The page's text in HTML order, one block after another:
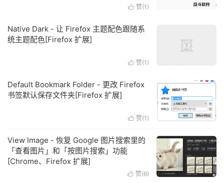
 赞(1 )
Native Dark - 让 Firefox 主题配色跟随系
统主题配色[Firefox 扩展]
 赞(1 )
Default Bookmark Folder - 更改 Firefox
书签默认保存文件夹[Firefox 扩展]
 赞(1 )
View Image - 恢复 Google 图片搜索里的
「查看图片」和「按图片搜索」功能
[Chrome、Firefox 扩展]
 赞(6)